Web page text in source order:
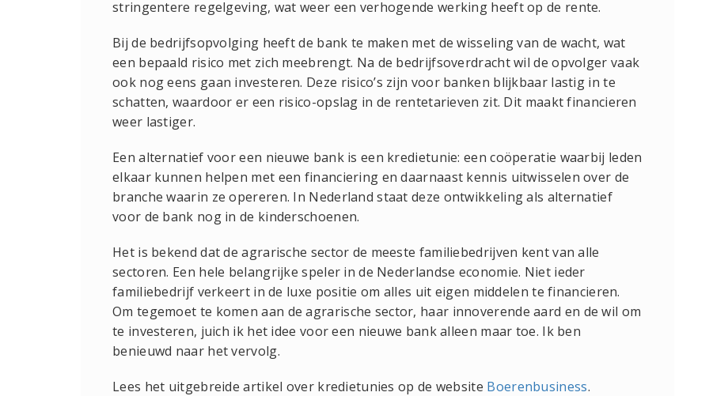
stringentere regelgeving, wat weer een verhogende werking heeft op de rente.
Bij de bedrijfsopvolging heeft de bank te maken met de wisseling van de wacht, wat
een bepaald risico met zich meebrengt. Na de bedrijfsoverdracht wil de opvolger vaak
ook nog eens gaan investeren. Deze risico’s zijn voor banken blijkbaar lastig in te
schatten, waardoor er een risico-opslag in de rentetarieven zit. Dit maakt financieren
weer lastiger.
Een alternatief voor een nieuwe bank is een kredietunie: een coöperatie waarbij leden
elkaar kunnen helpen met een financiering en daarnaast kennis uitwisselen over de
branche waarin ze opereren. In Nederland staat deze ontwikkeling als alternatief
voor de bank nog in de kinderschoenen.
Het is bekend dat de agrarische sector de meeste familiebedrijven kent van alle
sectoren. Een hele belangrijke speler in de Nederlandse economie. Niet ieder
familiebedrijf verkeert in de luxe positie om alles uit eigen middelen te financieren.
Om tegemoet te komen aan de agrarische sector, haar innoverende aard en de wil om
te investeren, juich ik het idee voor een nieuwe bank alleen maar toe. Ik ben
benieuwd naar het vervolg.
Lees het uitgebreide artikel over kredietunies op de website Boerenbusiness.